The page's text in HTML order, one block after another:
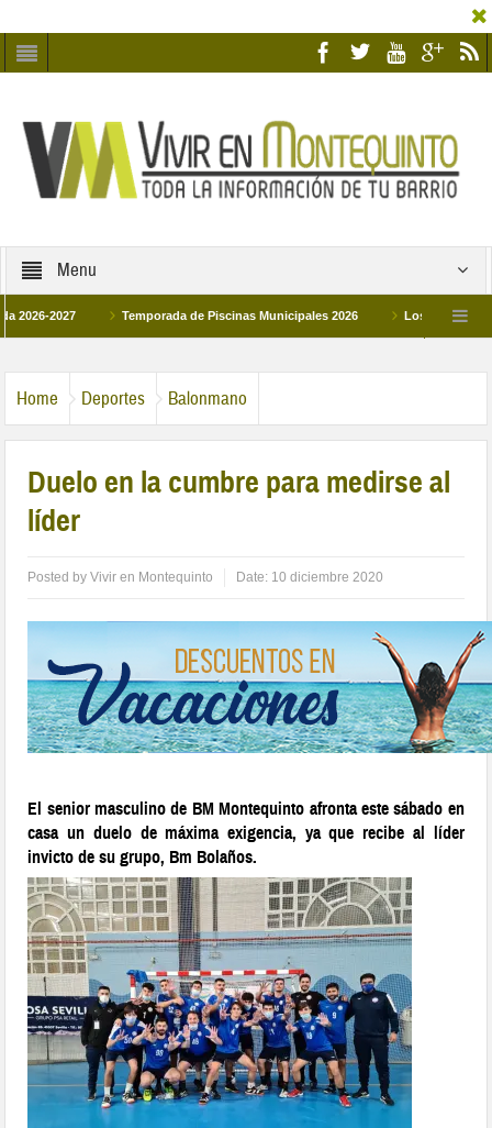
Menu
Temporada de Piscinas Municipales 2026 Los Campus de
Home Deportes Balonmano
Duelo en la cumbre para medirse al
líder
Posted byVivir en Montequinto Date: 10 diciembre 2020
El senior masculino de BM Montequinto afronta este sábado en
casa un duelo de máxima exigencia, ya que recibe al líder
invicto de su grupo, Bm Bolaños.